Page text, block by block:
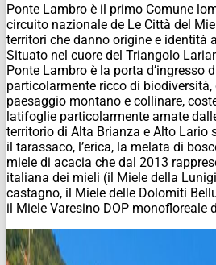
Ponte Lambro è il primo Comune
circuito nazionale de Le Città del
territori che danno origine e identità
Situato nel cuore del Triangolo
Ponte Lambro è la porta d’ingresso
particolarmente ricco di
paesaggio montano e collinare,
latifoglie particolarmente amate
territorio di Alta Brianza e Alto Lario
il tarassaco, l’erica, la melata di
miele di acacia che dal 2013
italiana dei mieli (il Miele della
castagno, il Miele delle Dolomiti
il Miele Varesino DOP monofloreale